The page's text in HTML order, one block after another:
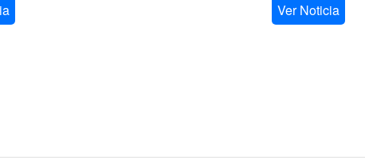
Ver Noticia